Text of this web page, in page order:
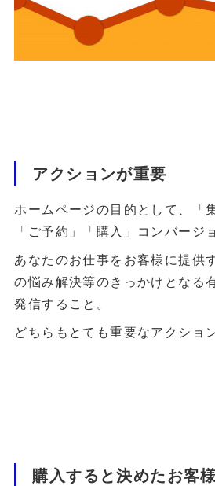
アクションが重要
ホームページの目的として、「
「ご予約」「購入」コンバージ
あなたのお仕事をお客様に提供
の悩み解決等のきっかけとなる
発信すること。
どちらもとても重要なアクショ
購入すると決めたお客